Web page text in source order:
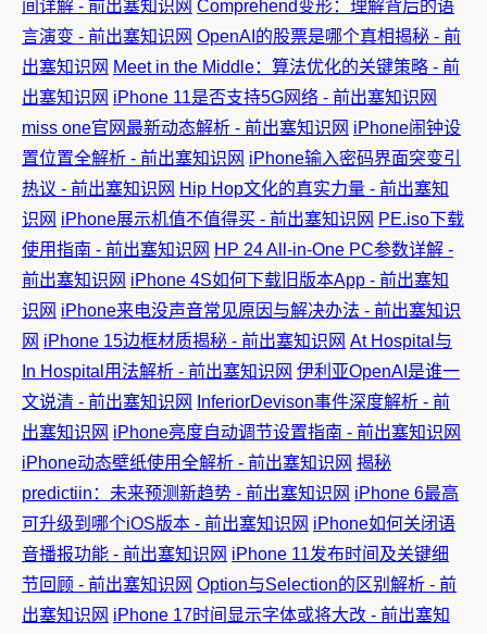
间详解 - 前出塞知识网 Comprehend变形：理解背后的语
言演变 - 前出塞知识网 OpenAI的股票是哪个真相揭秘 - 前
出塞知识网 Meet in the Middle：算法优化的关键策略 - 前
出塞知识网 iPhone 11是否支持5G网络 - 前出塞知识网
miss one官网最新动态解析 - 前出塞知识网 iPhone闹钟设
置位置全解析 - 前出塞知识网 iPhone输入密码界面突变引
热议 - 前出塞知识网 Hip Hop文化的真实力量 - 前出塞知
识网 iPhone展示机值不值得买 - 前出塞知识网 PE.iso下载
使用指南 - 前出塞知识网 HP 24 All-in-One PC参数详解 -
前出塞知识网 iPhone 4S如何下载旧版本App - 前出塞知
识网 iPhone来电没声音常见原因与解决办法 - 前出塞知识
网 iPhone 15边框材质揭秘 - 前出塞知识网 At Hospital与
In Hospital用法解析 - 前出塞知识网 伊利亚OpenAI是谁一
文说清 - 前出塞知识网
InferiorDevison事件深度解析 - 前
出塞知识网 iPhone亮度自动调节设置指南 - 前出塞知识网
iPhone动态壁纸使用全解析 - 前出塞知识网 揭秘
predictiin：未来预测新趋势 - 前出塞知识网 iPhone 6最高
可升级到哪个iOS版本 - 前出塞知识网 iPhone如何关闭语
音播报功能 - 前出塞知识网 iPhone 11发布时间及关键细
节回顾 - 前出塞知识网 Option与Selection的区别解析 - 前
出塞知识网 iPhone 17时间显示字体或将大改 - 前出塞知